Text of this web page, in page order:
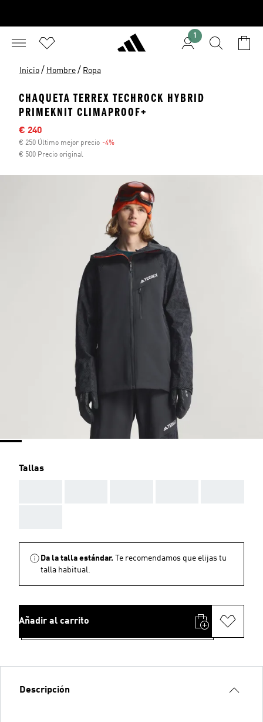
1
Inicio / Hombre / Ropa
CHAQUETA TERREX TECHROCK HYBRID
PRIMEKNIT CLIMAPROOF+
Precio rebajado
€ 240
€ 250 Último mejor precio -4%
€ 500 Precio original
Tallas
Da la talla estándar.
Te recomendamos que elijas tu
talla habitual.
Añadir al carrito
Descripción